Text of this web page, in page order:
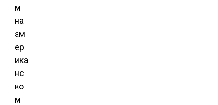
м
на
ам
ер
ика
нс
ко
м